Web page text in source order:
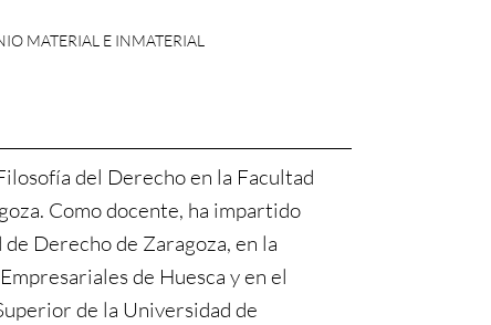
MATERIAL E INMATERIAL
del Derecho en la Facultad
Como docente, ha impartido
Derecho de Zaragoza, en la
de Huesca y en el
de la Universidad de